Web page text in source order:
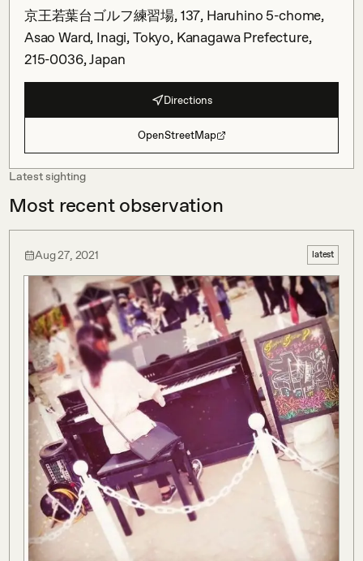
京王若葉台ゴルフ練習場, 137, Haruhino 5-chome,
Asao Ward, Inagi, Tokyo, Kanagawa Prefecture,
215-0036, Japan
Directions
OpenStreetMap
Latest sighting
Most recent observation
Aug 27, 2021 latest